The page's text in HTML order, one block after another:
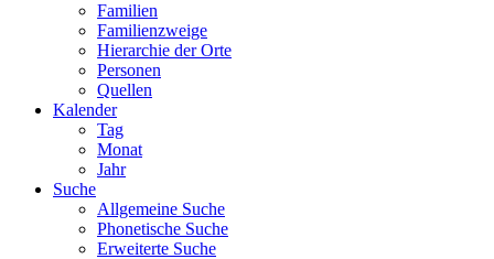
Familien
Familienzweige
Hierarchie der Orte
Personen
Quellen
Kalender
Tag
Monat
Jahr
Suche
Allgemeine Suche
Phonetische Suche
Erweiterte Suche